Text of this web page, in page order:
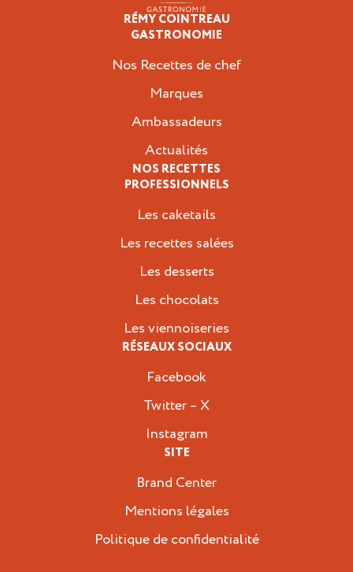
RÉMY COINTREAU
GASTRONOMIE
Nos Recettes de chef
Marques
Ambassadeurs
Actualités
NOS RECETTES
PROFESSIONNELS
Les caketails
Les recettes salées
Les desserts
Les chocolats
Les viennoiseries
RÉSEAUX SOCIAUX
Facebook
Twitter – X
Instagram
SITE
Brand Center
Mentions légales
Politique de confidentialité